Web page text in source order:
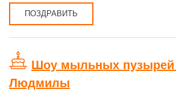
ПОЗДРАВИТЬ
Шоу мыльных пузырей
Людмилы